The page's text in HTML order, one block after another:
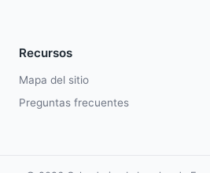
Recursos
Mapa del sitio
Preguntas frecuentes